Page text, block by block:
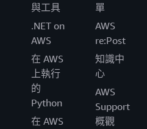
與工具
.NET on
AWS
在 AWS
上執行
的
Python
在 AWS
單
AWS
re:Post
知識中
心
AWS
Support
概觀